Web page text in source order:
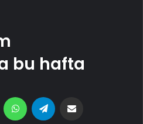
bu hafta
MessengerWhatsApp